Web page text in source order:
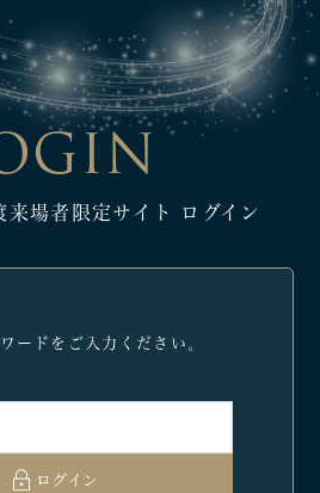
来場者限定サイト ログイン
ードを ご入力ください。
ログイン